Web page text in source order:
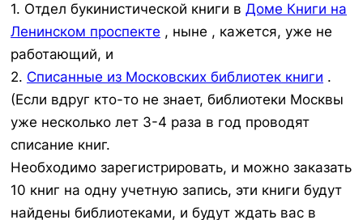
1. Отдел букинистической книги в Доме Книги на
Ленинском проспекте , ныне , кажется, уже не
работающий, и
2. Списанные из Московских библиотек книги .
(Если вдруг кто-то не знает, библиотеки Москвы
уже несколько лет 3-4 раза в год проводят
списание книг.
Необходимо зарегистрировать, и можно заказать
10 книг на одну учетную запись, эти книги будут
найдены библиотеками, и будут ждать вас в